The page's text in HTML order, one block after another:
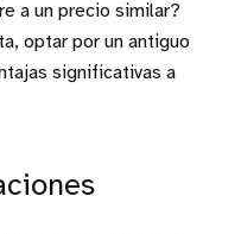
a un precio similar?
optar por un antiguo
significativas a